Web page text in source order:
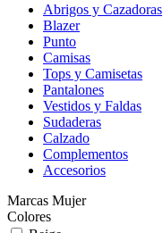
Abrigos y Cazadoras
Blazer
Punto
Camisas
Tops y Camisetas
Pantalones
Vestidos y Faldas
Sudaderas
Calzado
Complementos
Accesorios
Marcas Mujer
Colores